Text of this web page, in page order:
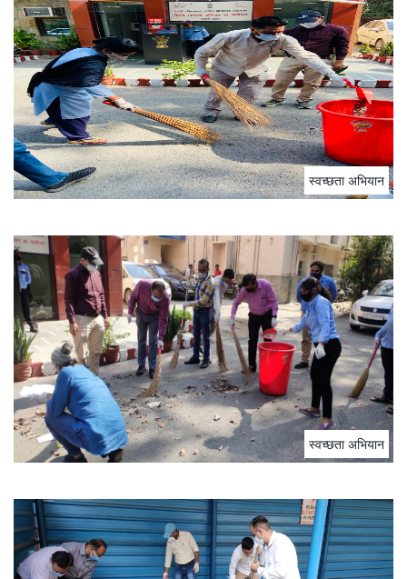
स्‍वच्‍छता अभियान
स्‍वच्‍छता अभियान